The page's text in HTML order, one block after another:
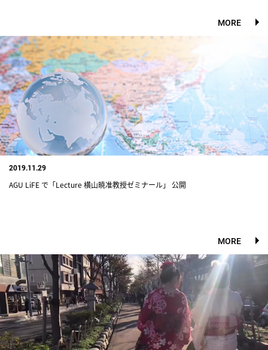
MORE
2019.11.29
AGU LiFE で「Lecture 横山暁准教授ゼミナール」 公開
MORE